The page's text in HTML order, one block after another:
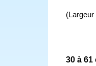
30 à 61